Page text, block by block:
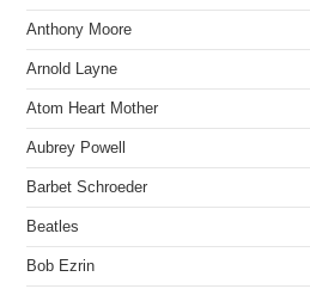
Anthony Moore
Arnold Layne
Atom Heart Mother
Aubrey Powell
Barbet Schroeder
Beatles
Bob Ezrin